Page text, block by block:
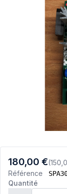
180,00 €
Référence
Quantité